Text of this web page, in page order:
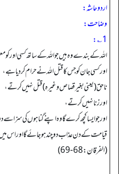
اردو حاشہ:
وضاحت:
1؎:
اللہ کے بندے وہ ہیں جو اللہ کے ساتھ کسی اور کو
اور کسی جان کو جس کا قتل اللہ نے حرام کر دیا ہے،
ناحق (یعنی بغیر قصاص وغیرہ) قتل نہیں کرتے،
اور زنا نہیں کرتے،
اور جو ایسا کچھ کرے گا وہ اپنے گناہوں کی سزا سے
قیامت کے دن عذاب دو چند ہو جائے گا اور اس میں
(الفرقان: 68-69)